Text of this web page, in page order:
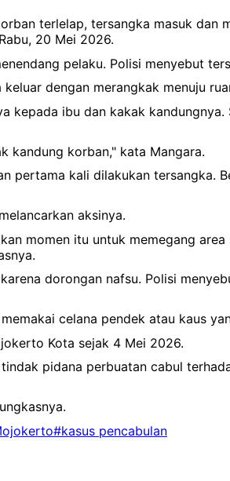
terlelap, tersangka masuk
20 Mei 2026.
pelaku. Polisi menyebut
dengan merangkak menuju
ibu dan kakak
kandung korban," kata Mangara.
pertama kali dilakukan tersangka.
aksinya.
momen itu untuk memegang
dorongan nafsu. Polisi
celana pendek atau kaus
Kota sejak 4 Mei 2026.
pidana perbuatan cabul
#kasus pencabulan